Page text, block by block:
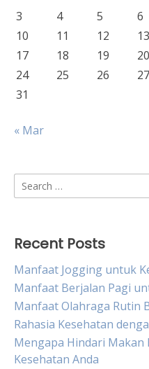
3
4 5 6
10
11 12 13
17
18 19 20
24
25 26 27
31
« Mar
Search
for:
Recent Posts
Manfaat Jogging untuk
Manfaat Berjalan Pagi
Manfaat Olahraga Rutin
Rahasia Kesehatan
Mengapa Hindari
Kesehatan Anda